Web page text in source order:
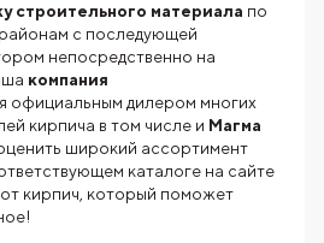
строительного материала по
с последующей
непосредственно на
компания
официальным дилером многих
кирпича в том числе и Магма
широкий ассортимент
каталоге на сайте
кирпич, который поможет